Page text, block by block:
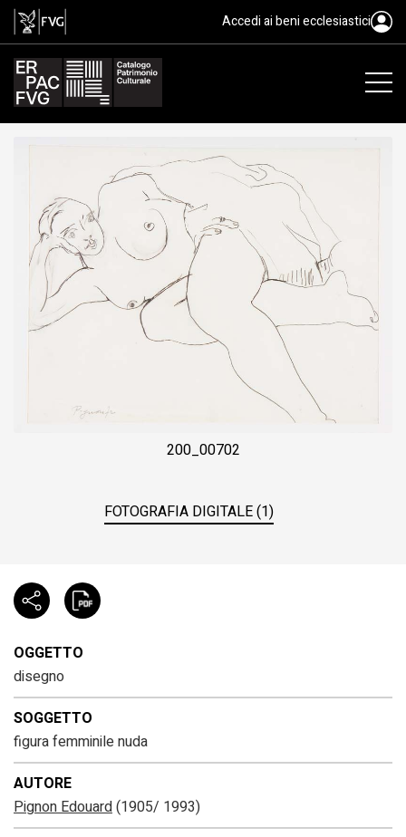
disegno, Pignon Edouard, XX
Accedi ai beni ecclesiastici
200_00702
FOTOGRAFIA DIGITALE (1)
OGGETTO
disegno
SOGGETTO
figura femminile nuda
AUTORE
Pignon Edouard(1905/ 1993)